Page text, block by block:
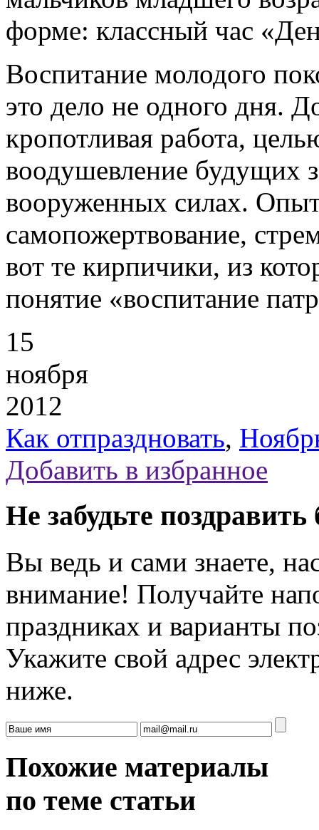
форме: классный час
Воспитание молодого
это дело не одного дня.
кропотливая работа,
воодушевление будущих
вооруженных силах.
самопожертвование,
вот те кирпичики, из
понятие «воспитание
15
ноября
2012
Как отпраздновать,
Добавить в избранное
Не забудьте
Вы ведь и сами знаете,
внимание! Получайте
праздниках и варианты
Укажите свой адрес
ниже.
Похожие материалы
по теме статьи